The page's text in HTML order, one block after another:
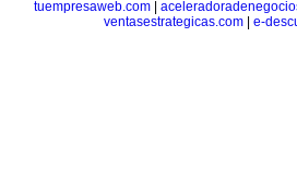
tuempresaweb.com
ventasestrategicas.com| e-